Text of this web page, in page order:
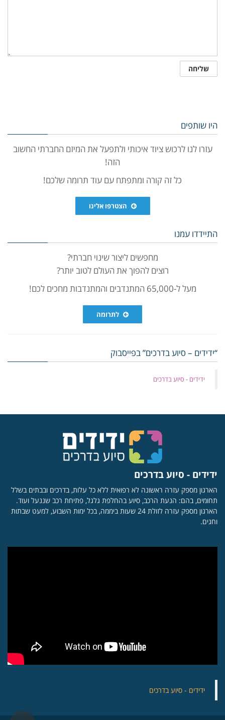
היו שותפים
עזרו לנו לרכוש ציוד איכותי ולתפעל את המיזם החברתי החשוב
הזה!
כל זה קורה ומתפתח עם עוד תרומה שלכם!
הצטרפו אלינו
התיידדו עמנו
מחפשים ליצור שינוי חברתי?
רוצים להפוך את העולם לטוב יותר?
מעל ל-65,000 המתנדבים והמתנדבות מחכים לכם!
לתרומה
“ידידים – סיוע בדרכים” בפייסבוק
‏ידידים - סיוע בדרכים
ידידים - סיוע בדרכים
הארגון מספק עזרה ראשונה לא רפואית ללא כל עלות, בדרכים ובבתים בשלל
תחומים, בהם: הנעת הרכב, סיוע בהחלפת גלגל, פתיחת רכב שננעל ועוד.
הארגון מספק עזרה לזולת 24 שעות ביממה, בכל ימות השבוע, למעט שבתות
וחגים.
‏ידידים - סיוע בדרכים